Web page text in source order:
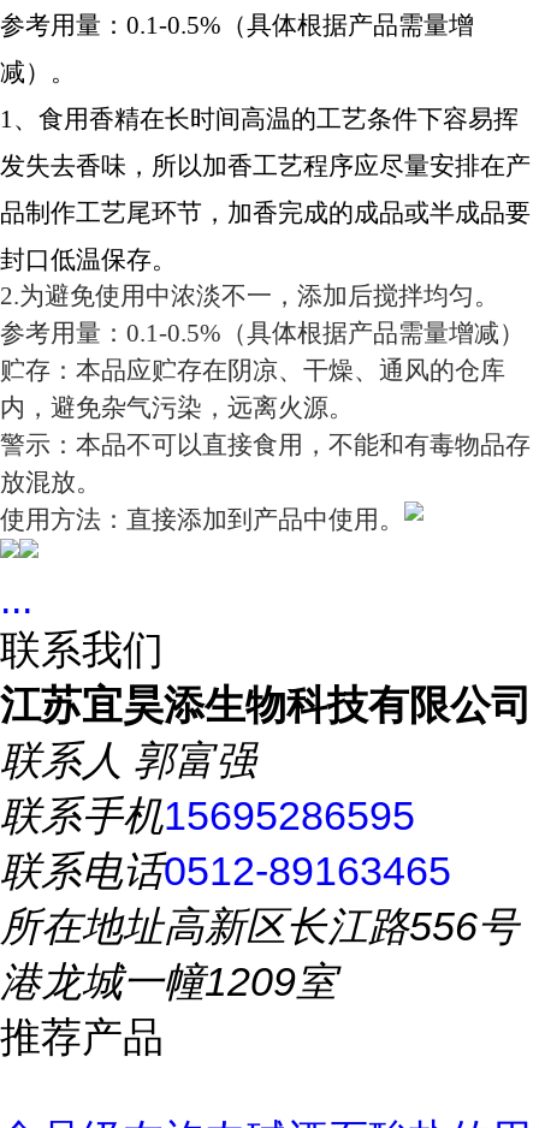
参考用量：0.1-0.5%（具体根据产品需量增
减）。
1、食用香精在长时间高温的工艺条件下容易挥
发失去香味，所以加香工艺程序应尽量安排在产
品制作工艺尾环节，加香完成的成品或半成品要
封口低温保存。
2.为避免使用中浓淡不一，添加后搅拌均匀。
参考用量：0.1-0.5%（具体根据产品需量增减）
贮存：本品应贮存在阴凉、干燥、通风的仓库
内，避免杂气污染，远离火源。
警示：本品不可以直接食用，不能和有毒物品存
放混放。
使用方法：直接添加到产品中使用。
...
联系我们
江苏宜昊添生物科技有限公司
联系人 郭富强
联系手机15695286595
联系电话0512-89163465
所在地址高新区长江路556号
港龙城一幢1209室
推荐产品